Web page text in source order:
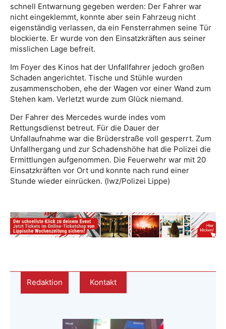
schnell Entwarnung gegeben werden: Der Fahrer war
nicht eingeklemmt, konnte aber sein Fahrzeug nicht
eigenständig verlassen, da ein Fensterrahmen seine Tür
blockierte. Er wurde von den Einsatzkräften aus seiner
misslichen Lage befreit.
Im Foyer des Kinos hat der Unfallfahrer jedoch großen
Schaden angerichtet. Tische und Stühle wurden
zusammenschoben, ehe der Wagen vor einer Wand zum
Stehen kam. Verletzt wurde zum Glück niemand.
Der Fahrer des Mercedes wurde indes vom
Rettungsdienst betreut. Für die Dauer der
Unfallaufnahme war die Brüderstraße voll gesperrt. Zum
Unfallhergang und zur Schadenshöhe hat die Polizei die
Ermittlungen aufgenommen. Die Feuerwehr war mit 20
Einsatzkräften vor Ort und konnte nach rund einer
Stunde wieder einrücken. (lwz/Polizei Lippe)
Redaktion Kontakt